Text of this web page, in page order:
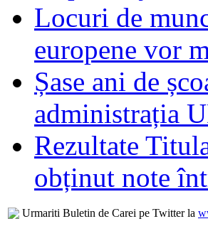
Locuri de
europene vor
Șase ani de
administrația
Rezultate
obținut note
Urmariti Buletin de Carei pe Twitter la